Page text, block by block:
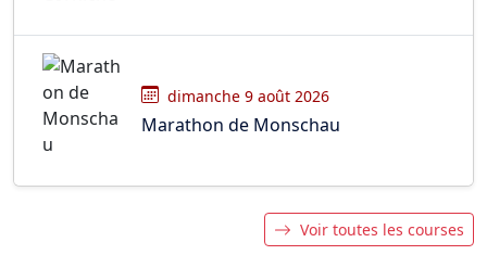
dimanche 9 août 2026
Marathon de Monschau
Voir toutes les courses